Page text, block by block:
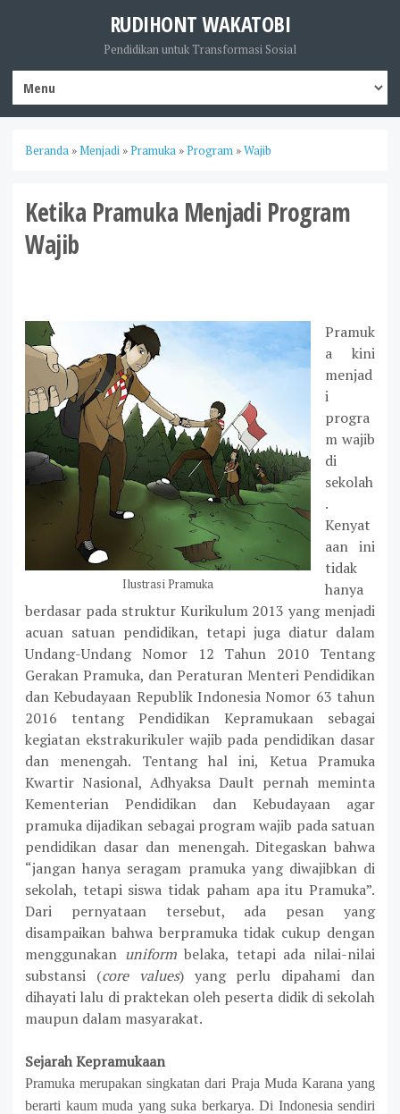
RUDIHONT WAKATOBI
Pendidikan untuk Transformasi Sosial
Beranda »Menjadi »Pramuka »Program »Wajib
Ketika Pramuka Menjadi Program
Wajib
Ilustrasi Pramuka
Pramuk
a kini
menjad
i
progra
m wajib
di
sekolah
.
Kenyat
aan ini
tidak
hanya
berdasar pada struktur Kurikulum 2013 yang menjadi
acuan satuan pendidikan, tetapi juga diatur dalam
Undang-Undang Nomor 12 Tahun 2010 Tentang
Gerakan Pramuka, dan Peraturan Menteri Pendidikan
dan Kebudayaan Republik Indonesia Nomor 63 tahun
2016 tentang Pendidikan Kepramukaan sebagai
kegiatan ekstrakurikuler wajib pada pendidikan dasar
dan menengah. Tentang hal ini, Ketua Pramuka
Kwartir Nasional, Adhyaksa Dault pernah meminta
Kementerian Pendidikan
dan Kebudayaan
agar
pramuka dijadikan sebagai program wajib pada satuan
pendidikan dasar dan menengah. Ditegaskan bahwa
“jangan hanya seragam pramuka yang diwajibkan di
sekolah, tetapi siswa tidak paham apa itu Pramuka”.
Dari pernyataan tersebut, ada pesan yang
disampaikan bahwa berpramuka tidak cukup dengan
menggunakan uniformbelaka, tetapi ada nilai-nilai
substansi (core values) yang perlu dipahami dan
dihayati lalu di praktekan oleh peserta didik di sekolah
maupun dalam masyarakat.
Sejarah Kepramukaan
Pramuka merupakan singkatan dari Praja Muda Karana yang
berarti kaum muda yang suka berkarya. Di Indonesia sendiri